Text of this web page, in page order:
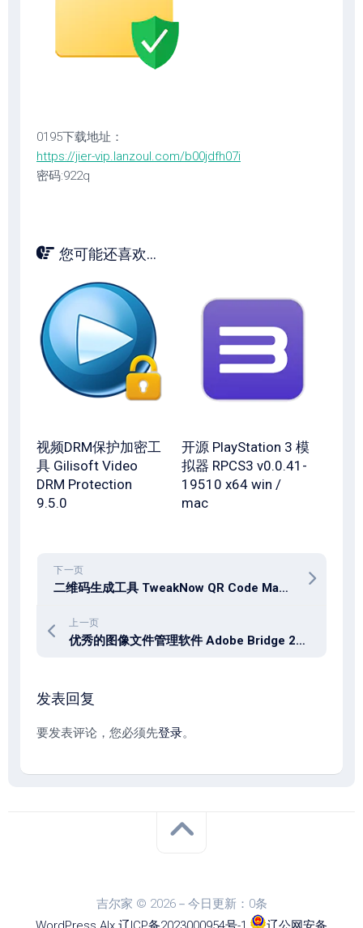
0195下载地址：
https://jier-vip.lanzoul.com/b00jdfh07i
密码:922q
您可能还喜欢...
视频DRM保护加密工
具 Gilisoft Video
DRM Protection
9.5.0
开源 PlayStation 3 模
拟器 RPCS3 v0.0.41-
19510 x64 win /
mac
下一页
二维码生成工具 TweakNow QR Code Maker 4.1.0
上一页
优秀的图像文件管理软件 Adobe Bridge 2026 (v16.0.2.23) Win/macOS
发表回复
要发表评论，您必须先登录。
吉尔家 © 2026－今日更新：0条